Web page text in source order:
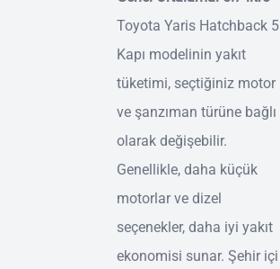
Toyota Yaris Hatchback 5
Kapı modelinin yakıt
tüketimi, seçtiğiniz motor
ve şanzıman türüne bağlı
olarak değişebilir.
Genellikle, daha küçük
motorlar ve dizel
seçenekler, daha iyi yakıt
ekonomisi sunar. Şehir içi